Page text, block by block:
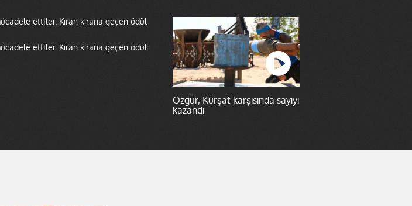
ettiler. Kıran kırana geçen ödül
ettiler. Kıran kırana geçen ödül
Özgür, Kürşat karşısında sayıyı
kazandı